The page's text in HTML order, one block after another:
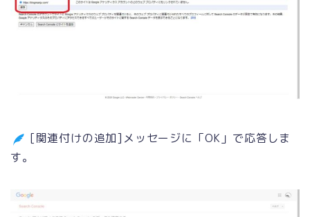
[関連付けの追加]メッセージに「OK」で応答しま
す。